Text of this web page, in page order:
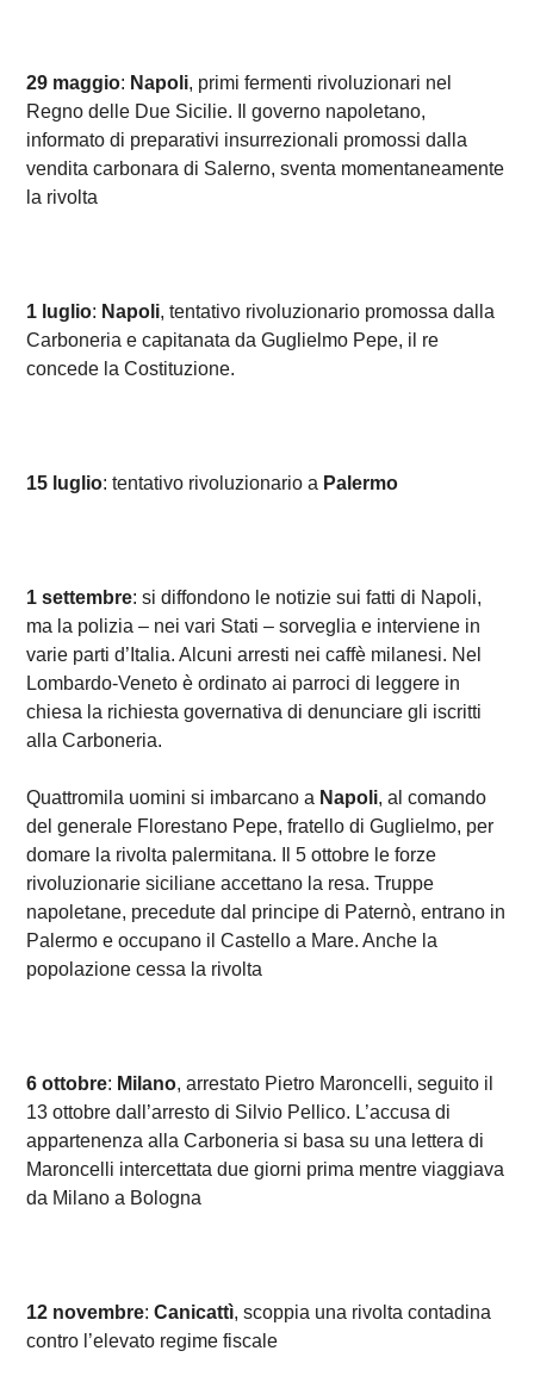
29 maggio: Napoli, primi fermenti rivoluzionari nel
Regno delle Due Sicilie. Il governo napoletano,
informato di preparativi insurrezionali promossi dalla
vendita carbonara di Salerno, sventa momentaneamente
la rivolta
1 luglio: Napoli, tentativo rivoluzionario promossa dalla
Carboneria e capitanata da Guglielmo Pepe, il re
concede la Costituzione.
15 luglio: tentativo rivoluzionario a Palermo
1 settembre: si diffondono le notizie sui fatti di Napoli,
ma la polizia – nei vari Stati – sorveglia e interviene in
varie parti d’Italia. Alcuni arresti nei caffè milanesi. Nel
Lombardo-Veneto è ordinato ai parroci di leggere in
chiesa la richiesta governativa di denunciare gli iscritti
alla Carboneria.
Quattromila uomini si imbarcano a Napoli, al comando
del generale Florestano Pepe, fratello di Guglielmo, per
domare la rivolta palermitana. Il 5 ottobre le forze
rivoluzionarie siciliane accettano la resa. Truppe
napoletane, precedute dal principe di Paternò, entrano in
Palermo e occupano il Castello a Mare. Anche la
popolazione cessa la rivolta
6 ottobre: Milano, arrestato Pietro Maroncelli, seguito il
13 ottobre dall’arresto di Silvio Pellico. L’accusa di
appartenenza alla Carboneria si basa su una lettera di
Maroncelli intercettata due giorni prima mentre viaggiava
da Milano a Bologna
12 novembre:Canicattì, scoppia una rivolta contadina
contro l’elevato regime fiscale